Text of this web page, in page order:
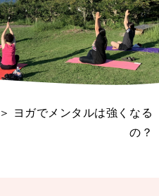
＞ ヨガでメンタルは強くなる
の？